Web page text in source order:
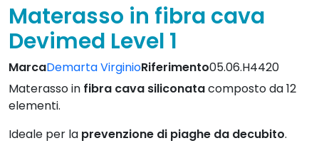
Materasso in fibra cava
Devimed Level 1
MarcaDemarta VirginioRiferimento05.06.H4420
Materasso in fibra cava siliconatacomposto da 12
elementi.
Ideale per la prevenzione di piaghe da decubito.